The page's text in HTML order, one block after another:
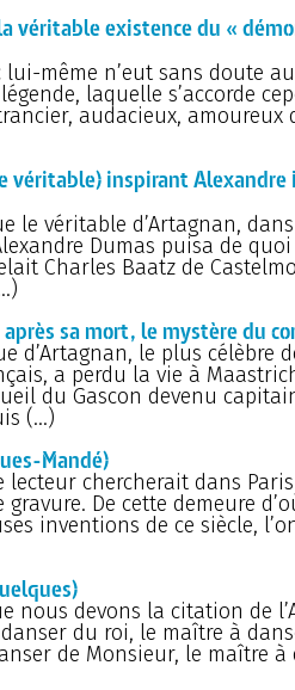
véritable existence du «
lui-même n’eut sans doute
laquelle s’accorde
audacieux, amoureux
véritable) inspirant Alexandre
le véritable d’Artagnan,
Dumas puisa de
Charles Baatz de
sa mort, le mystère du
d’Artagnan, le plus célèbre
a perdu la vie à
du Gascon devenu
(…)
Mandé)
lecteur chercherait dans
De cette demeure
inventions de ce siècle,
nous devons la citation de
du roi, le maître à
de Monsieur, le maître à